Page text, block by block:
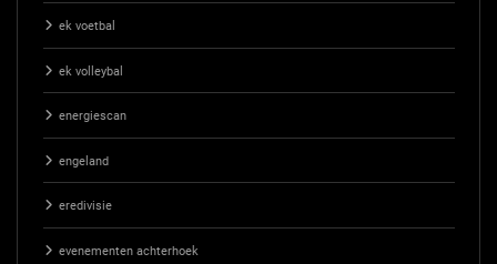
ek voetbal
ek volleybal
energiescan
engeland
eredivisie
evenementen achterhoek